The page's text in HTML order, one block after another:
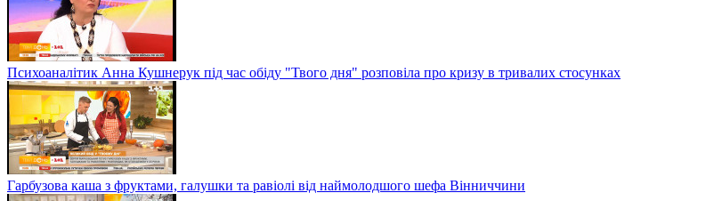
Психоаналітик Анна Кушнерук під час обіду "Твого дня" розповіла про кризу в тривалих стосунках
Гарбузова каша з фруктами, галушки та равіолі від наймолодшого шефа Вінниччини